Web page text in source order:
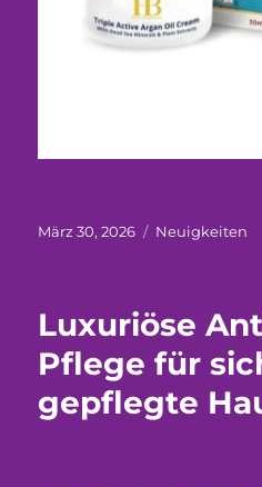
Veröffentlicht
März 30, 2026 Kategorien
Neuigkeiten
Luxuriöse
Pflege für
gepflegte